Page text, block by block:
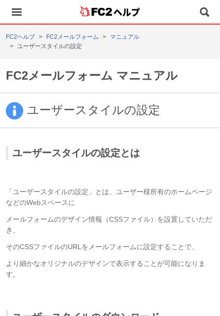
ヘルプ
FC2ヘルプ FC2メールフォーム
マニュアル
ユーザースタイルの設定
FC2メールフォーム マニュアル
ユーザースタイルの設定
ユーザースタイルの設定とは
「ユーザースタイルの設定」とは、ユーザー様所有のホームページ
などのWebスペースに
メールフォームのデザイン情報（CSSファイル）を設置していただ
き、
そのCSSファイルのURLをメールフォームに設定することで、
より細かなオリジナルのデザインで表示することが可能になりま
す。